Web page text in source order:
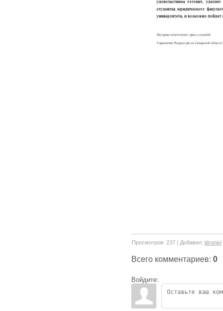
Просмотров: 237 | Добавил: ldronixl
Всего комментариев: 0
Войдите: